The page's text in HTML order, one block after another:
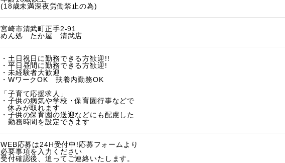
(18歳未満深夜労働禁止の為)
宮崎市清武町正手2-91
めん処 たか屋 清武店
・土日祝日に勤務できる方歓迎!!
・平日昼間に勤務できる方歓迎!
・未経験者大歓迎
・WワークOK 扶養内勤務OK
「子育て応援求人」
・子供の病気や学校・保育園行事などで
休みが取れます
・子供の保育園の送迎などにも配慮した
勤務時間を設定できます
WEB応募は24H受付中!応募フォームより
必要事項を入力ください
受付確認後、追ってご連絡いたします。